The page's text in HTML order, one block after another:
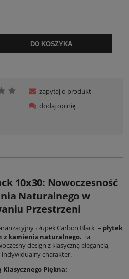
DO KOSZYKA
zapytaj o produkt
dodaj opinię
10x30: Nowoczesność
Naturalnego w
Przestrzeni
z łupek Carbon Black – płytek
z kamienia naturalnego. Ta
design z klasyczną elegancją,
charakter.
Klasycznego Piękna: